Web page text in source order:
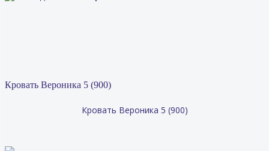
Кровать Вероника 5 (900)
Кровать Вероника 5 (900)